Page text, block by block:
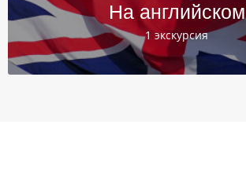
На английском
1 экскурсия